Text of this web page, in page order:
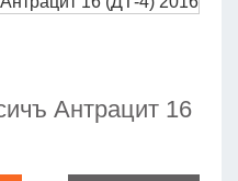
Антрацит 16